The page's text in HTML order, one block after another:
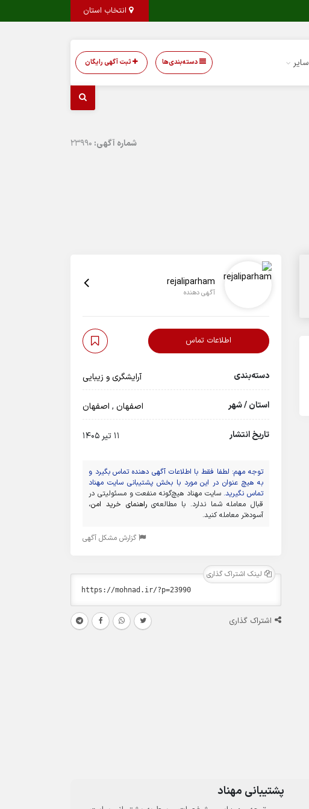
سایر دسته‌بندی‌ها ثبت آگهی رایگان
شماره آگهی: 23990
rejaliparham
آگهی دهنده
اطلاعات تماس
دسته‌بندی آرایشگری و زیبایی
استان / شهر اصفهان , اصفهان
تاریخ انتشار 11 تیر 1405
توجه مهم: لطفا فقط با اطلاعات آگهی دهنده تماس بگیرد و
به هیچ عنوان در این مورد با بخش پشتیبانی سایت مهناد
تماس نگیرید. سایت مهناد هیچ‌گونه منفعت و مسئولیتی در
قبال معامله شما ندارد. با مطالعه‌یراهنمای خرید امن،
آسوده‌تر معامله کنید.
گزارش مشکل آگهی
لینک اشتراک گذاری
اشتراک گذاری
پشتیبانی مهناد